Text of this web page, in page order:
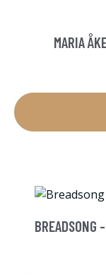
MARIA
BREADSONG